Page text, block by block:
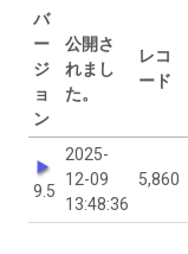
バ
ー
ジ
ョ
ン
公開さ
れまし
た。
レコ
ード
9.5
2025-
12-09
13:48:36
5,860